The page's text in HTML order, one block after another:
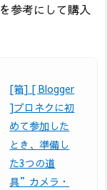
参考にして購入
[箱] [ Blogger
]ブロネクに初
めて参加した
とき、準備し
た3つの道
具”カメラ・